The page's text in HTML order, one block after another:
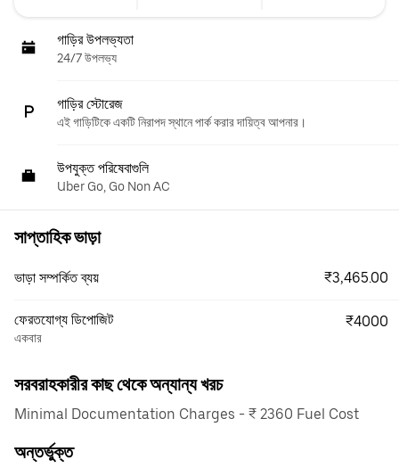
গাড়ির উপলভ্যতা
24/7 উপলভ্য
গাড়ির স্টোরেজ
এই গাড়িটিকে একটি নিরাপদ স্থানে পার্ক করার দায়িত্ব আপনার।
উপযুক্ত পরিষেবাগুলি
Uber Go, Go Non AC
সাপ্তাহিক ভাড়া
ভাড়া সম্পর্কিত ব্যয় ₹3,465.00
ফেরতযোগ্য ডিপোজিট
একবার
₹4000
সরবরাহকারীর কাছ থেকে অন্যান্য খরচ
Minimal Documentation Charges - ₹ 2360 Fuel Cost
অন্তর্ভুক্ত